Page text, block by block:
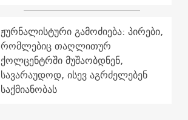
ჟურნალისტური გამოძიება: პირები,
რომლებიც თაღლითურ
ქოლცენტრში მუშაობდნენ,
სავარაუდოდ, ისევ აგრძელებენ
საქმიანობას